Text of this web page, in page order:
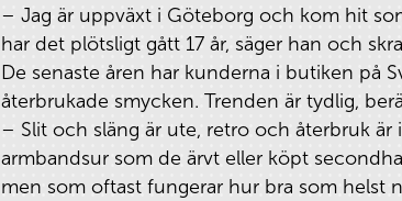
– Jag är uppväxt i Göteborg och kom hit
har det plötsligt gått 17 år, säger han och
De senaste åren har kunderna i butiken på
återbrukade smycken. Trenden är tydlig,
– Slit och släng är ute, retro och återbruk
armbandsur som de ärvt eller köpt
men som oftast fungerar hur bra som helst